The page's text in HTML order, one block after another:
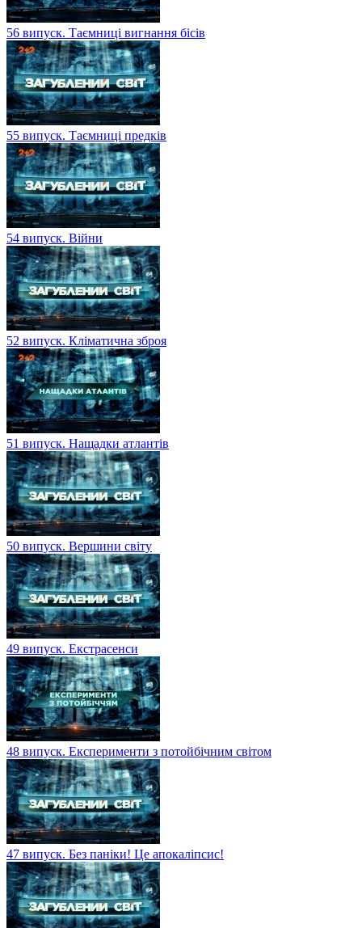
56 випуск. Таємниці вигнання бісів
55 випуск. Таємниці предків
54 випуск. Війни
52 випуск. Кліматична зброя
51 випуск. Нащадки атлантів
50 випуск. Вершини світу
49 випуск. Екстрасенси
48 випуск. Експерименти з потойбічним світом
47 випуск. Без паніки! Це апокаліпсис!